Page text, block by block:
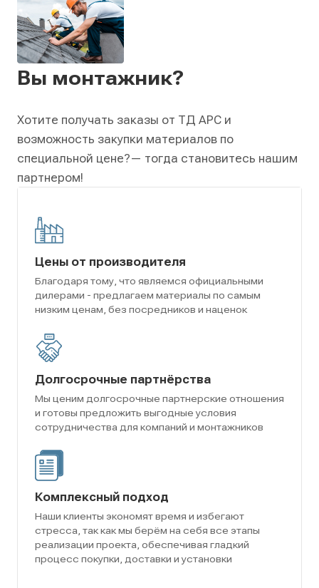
Вы монтажник?
Хотите получать заказы от ТД АРС и
возможность закупки материалов по
специальной цене?— тогда становитесь нашим
партнером!
Цены от производителя
Благодаря тому, что являемся официальными
дилерами - предлагаем материалы по самым
низким ценам, без посредников и наценок
Долгосрочные партнёрства
Мы ценим долгосрочные партнерские отношения
и готовы предложить выгодные условия
сотрудничества для компаний и монтажников
Комплексный подход
Наши клиенты экономят время и избегают
стресса, так как мы берём на себя все этапы
реализации проекта, обеспечивая гладкий
процесс покупки, доставки и установки